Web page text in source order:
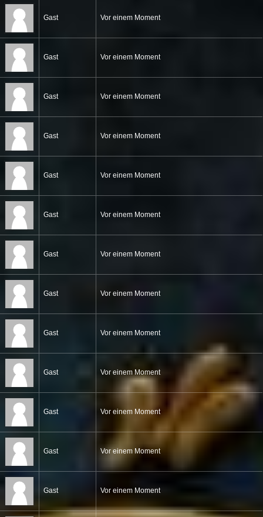
Gast Vor einem Moment
Gast Vor einem Moment
Gast Vor einem Moment
Gast Vor einem Moment
Gast Vor einem Moment
Gast Vor einem Moment
Gast Vor einem Moment
Gast Vor einem Moment
Gast Vor einem Moment
Gast Vor einem Moment
Gast Vor einem Moment
Gast Vor einem Moment
Gast Vor einem Moment